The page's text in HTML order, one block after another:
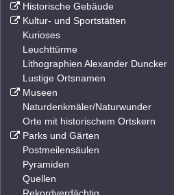
Historische Gebäude
Kultur- und Sportstätten
Kurioses
Leuchttürme
Lithographien Alexander Duncker
Lustige Ortsnamen
Museen
Naturdenkmäler/Naturwunder
Orte mit historischem Ortskern
Parks und Gärten
Postmeilensäulen
Pyramiden
Quellen